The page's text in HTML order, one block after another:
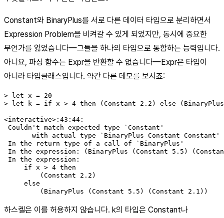
Constant와 BinaryPlus를 서로 다른 데이터 타입으로 분리하면서
Expression Problem을 비켜갈 수 있게 되었지만, 동시에 중요한
무언가를 잃었습니다—그들을 하나의 타입으로 통합하는 능력입니다.
아니요, 파싱 함수는 Expr을 반환할 수 없습니다—Expr은 타입이
아니라 타입클래스입니다. 약간 다른 데모를 보시죠:
> let x = 20
> let k = if x > 4 then (Constant 2.2) else
<interactive>:43:44:
Couldn't match expected type `Constant'
       with actual type `BinaryPlus Constant Constant'
In the return type of a call of `BinaryPlus'
In the expression: (BinaryPlus (Constant 5.5)
In the expression:
     if x > 4 then
         (Constant 2.2)
     else
         (BinaryPlus (Constant 5.5) (Constant 2.1))
하스켈은 이를 허용하지 않습니다. k의 타입은 Constant나